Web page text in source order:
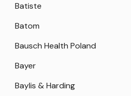
Batiste
Batom
Bausch Health Poland
Bayer
Baylis & Harding